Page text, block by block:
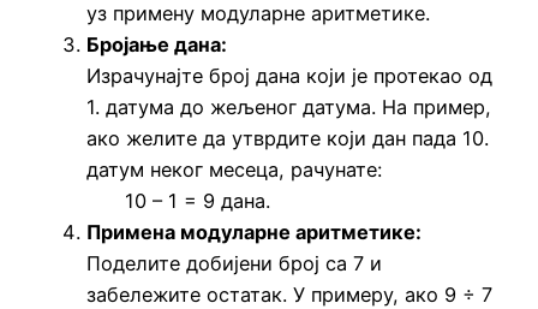
уз примену модуларне аритметике.
Бројање дана:
Израчунајте број дана који је протекао од
1. датума до жељеног датума. На пример,
ако желите да утврдите који дан пада 10.
датум неког месеца, рачунате:
10 – 1 = 9 дана.
Примена модуларне аритметике:
Поделите добијени број са 7 и
забележите остатак. У примеру, ако 9 ÷ 7